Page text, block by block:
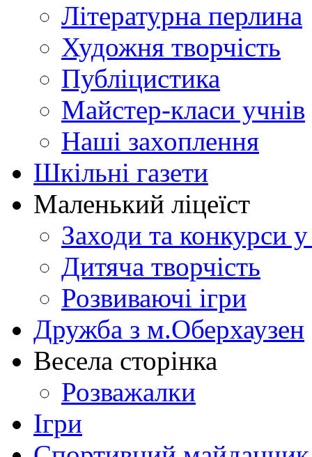
Літературна перлина
Художня творчість
Публіцистика
Майстер-класи учнів
Наші захоплення
Шкільні газети
Маленький ліцеїст
Заходи та конкурси у
Дитяча творчість
Розвиваючі ігри
Дружба з м.Оберхаузен
Весела сторінка
Розважалки
Ігри